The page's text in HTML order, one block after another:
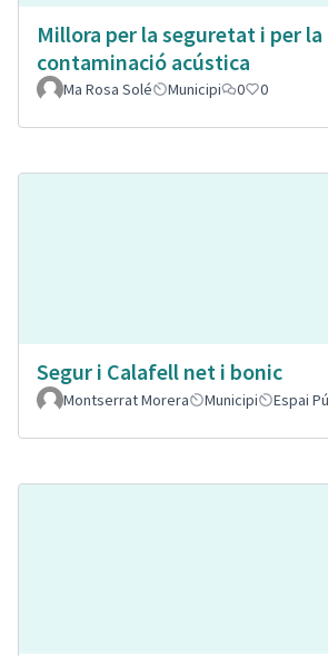
Millora per la seguretat i per la
contaminació acústica
Ma Rosa Solé Municipi 0 0
Segur i Calafell net i bonic
Montserrat Morera
Municipi Espai